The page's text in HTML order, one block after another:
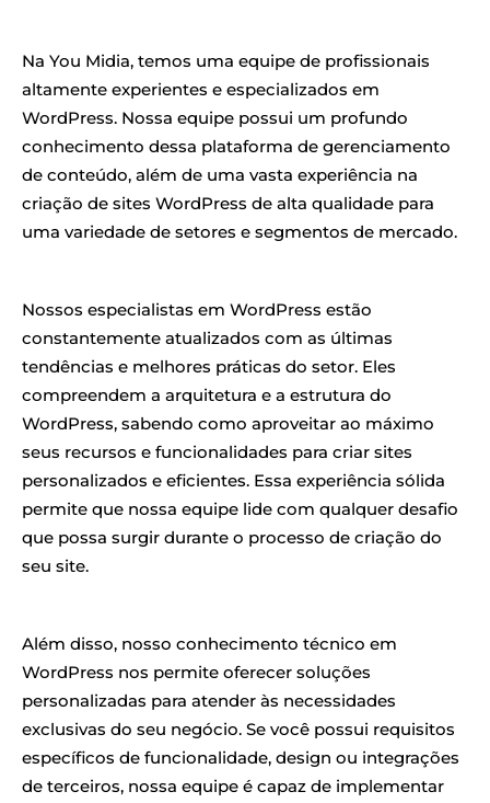
Na You Midia, temos uma equipe de profissionais
altamente experientes e especializados em
WordPress. Nossa equipe possui um profundo
conhecimento dessa plataforma de gerenciamento
de conteúdo, além de uma vasta experiência na
criação de sites WordPress de alta qualidade para
uma variedade de setores e segmentos de mercado.
Nossos especialistas em WordPress estão
constantemente atualizados com as últimas
tendências e melhores práticas do setor. Eles
compreendem a arquitetura e a estrutura do
WordPress, sabendo como aproveitar ao máximo
seus recursos e funcionalidades para criar sites
personalizados e eficientes. Essa experiência sólida
permite que nossa equipe lide com qualquer desafio
que possa surgir durante o processo de criação do
seu site.
Além disso, nosso conhecimento técnico em
WordPress nos permite oferecer soluções
personalizadas para atender às necessidades
exclusivas do seu negócio. Se você possui requisitos
específicos de funcionalidade, design ou integrações
de terceiros, nossa equipe é capaz de implementar